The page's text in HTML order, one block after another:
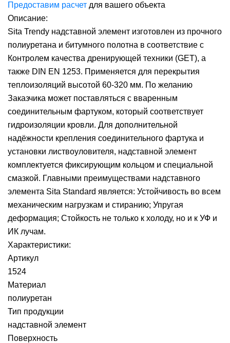
Предоставим расчет для вашего объекта
Описание:
Sita Trendy надставной элемент изготовлен из прочного
полиуретана и битумного полотна в соответствие с
Контролем качества дренирующей техники (GET), а
также DIN EN 1253. Применяется для перекрытия
теплоизоляций высотой 60-320 мм. По желанию
Заказчика может поставляться с вваренным
соединительным фартуком, который соответствует
гидроизоляции кровли. Для дополнительной
надёжности крепления соединительного фартука и
установки листвоуловителя, надставной элемент
комплектуется фиксирующим кольцом и специальной
смазкой. Главными преимуществами надставного
элемента Sita Standard является: Устойчивость во всем
механическим нагрузкам и стиранию; Упругая
деформация; Стойкость не только к холоду, но и к УФ и
ИК лучам.
Характеристики:
Артикул
1524
Материал
полиуретан
Тип продукции
надставной элемент
Поверхность